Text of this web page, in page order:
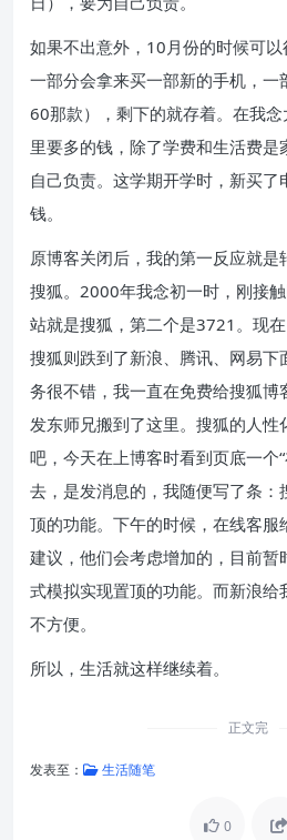
如果不出意外，10月份的时候可
一部分会拿来买一部新的手机，
60那款），剩下的就存着。在我
里要多的钱，除了学费和生活费
自己负责。这学期开学时，新买
钱。
原博客关闭后，我的第一反应就是
搜狐。2000年我念初一时，刚接
站就是搜狐，第二个是3721。现
搜狐则跌到了新浪、腾讯、网易下
务很不错，我一直在免费给搜狐
发东师兄搬到了这里。搜狐的人
吧，今天在上博客时看到页底一个
去，是发消息的，我随便写了条：
顶的功能。下午的时候，在线客服
建议，他们会考虑增加的，目前暂
式模拟实现置顶的功能。而新浪给
不方便。
所以，生活就这样继续着。
正文完
发表至： 生活随笔
0